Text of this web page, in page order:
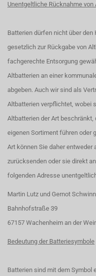
Unentgeltliche Rücknahme von
Batterien dürfen nicht über
gesetzlich zur Rückgabe von
fachgerechte Entsorgung
Altbatterien an einer
abgeben. Auch wir sind als
Altbatterien verpflichtet, wobei
Altbatterien der Art
eigenen Sortiment führen oder
Art können Sie daher
zurücksenden oder sie direkt
folgenden Adresse
Martin Lutz und Gernot
Bahnhofstraße 39
67157 Wachenheim an der
Bedeutung der Batteriesymbole
Batterien sind mit dem Symbol